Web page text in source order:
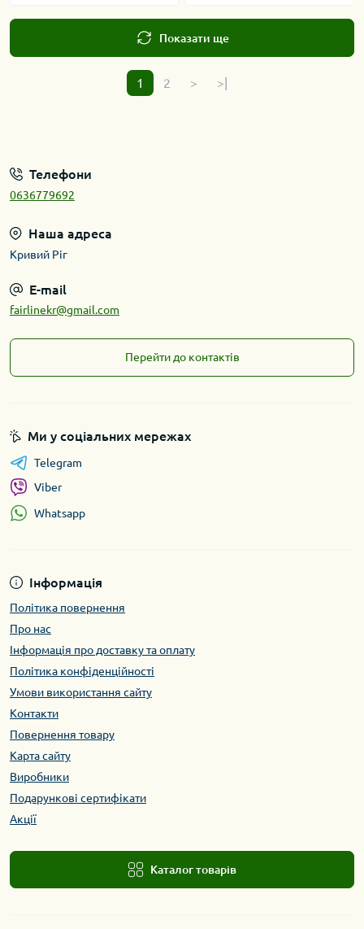
Показати ще
1 2 > >|
Телефони
0636779692
Наша адреса
Кривий Ріг
E-mail
fairlinekr@gmail.com
Перейти до контактів
Інформація
Політика повернення
Про нас
Інформація про доставку та оплату
Політика конфіденційності
Умови використання сайту
Контакти
Повернення товару
Карта сайту
Виробники
Подарункові сертифікати
Акції
Каталог товарів
Ми у соціальних мережах
Telegram
Viber
Whatsapp